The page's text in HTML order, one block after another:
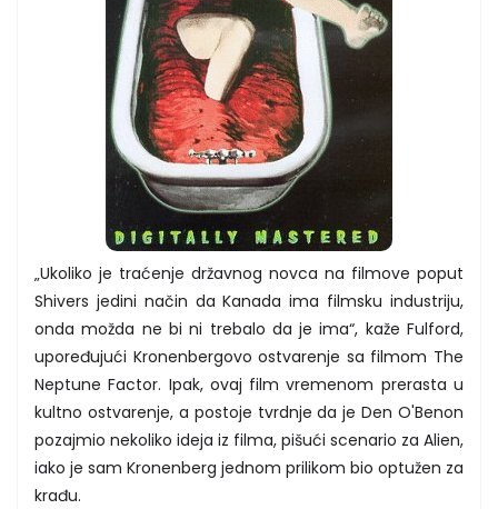
„Ukoliko je traćenje državnog novca na filmove poput
Shivers jedini način da Kanada ima filmsku industriju,
onda možda ne bi ni trebalo da je ima“, kaže Fulford,
upoređujući Kronenbergovo ostvarenje sa filmom The
Neptune Factor. Ipak, ovaj film vremenom prerasta u
kultno ostvarenje, a postoje tvrdnje da je Den O'Benon
pozajmio nekoliko ideja iz filma, pišući scenario za Alien,
iako je sam Kronenberg jednom prilikom bio optužen za
krađu.